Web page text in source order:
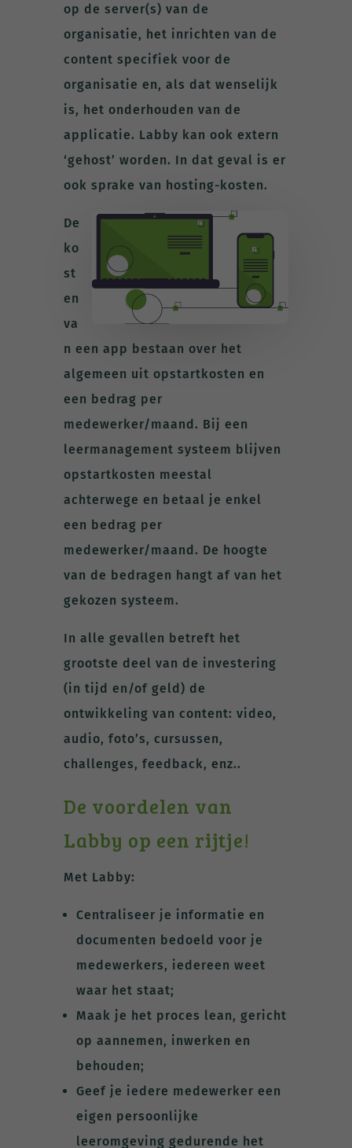
op de server(s) van de
organisatie, het inrichten van de
content specifiek voor de
organisatie en, als dat wenselijk
is, het onderhouden van de
applicatie. Labby kan ook extern
‘gehost’ worden. In dat geval is er
ook sprake van hosting-kosten.
De
ko
st
en
va
n een app bestaan over het
algemeen uit opstartkosten en
een bedrag per
medewerker/maand. Bij een
leermanagement systeem blijven
opstartkosten meestal
achterwege en betaal je enkel
een bedrag per
medewerker/maand. De hoogte
van de bedragen hangt af van het
gekozen systeem.
In alle gevallen betreft het
grootste deel van de investering
(in tijd en/of geld) de
ontwikkeling van content: video,
audio, foto’s, cursussen,
challenges, feedback, enz..
De voordelen van
Labby op een rijtje!
Met Labby:
Centraliseer je informatie en
documenten bedoeld voor je
medewerkers, iedereen weet
waar het staat;
Maak je het proces lean, gericht
op aannemen, inwerken en
behouden;
Geef je iedere medewerker een
eigen persoonlijke
leeromgeving gedurende het